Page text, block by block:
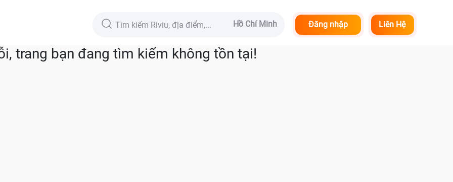
Liên Hệ
Đăng nhập
Hồ Chí Minh
trang bạn đang tìm kiếm không tồn tại!